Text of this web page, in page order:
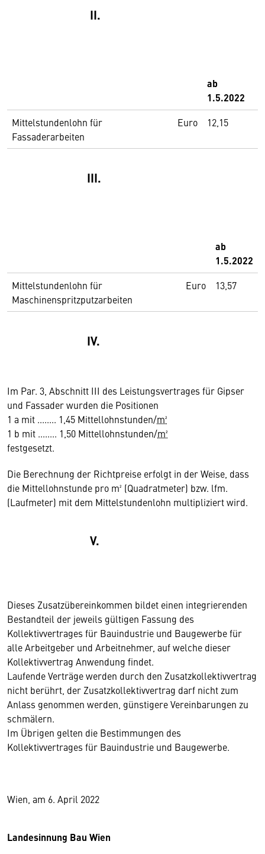
II.
ab
1.5.2022
Mittelstundenlohn für
Fassaderarbeiten
Euro 12,15
III.
ab
1.5.2022
Mittelstundenlohn für
Maschinenspritzputzarbeiten
Euro 13,57
IV.
Im Par. 3, Abschnitt III des Leistungsvertrages für Gipser
und Fassader wurden die Positionen
1 a mit ........ 1,45 Mittellohnstunden/m²
1 b mit ........ 1,50 Mittellohnstunden/m²
festgesetzt.
Die Berechnung der Richtpreise erfolgt in der Weise, dass
die Mittellohnstunde pro m² (Quadratmeter) bzw. lfm.
(Laufmeter) mit dem Mittelstundenlohn multipliziert wird.
V.
Dieses Zusatzübereinkommen bildet einen integrierenden
Bestandteil der jeweils gültigen Fassung des
Kollektivvertrages für Bauindustrie und Baugewerbe für
alle Arbeitgeber und Arbeitnehmer, auf welche dieser
Kollektivvertrag Anwendung findet.
Laufende Verträge werden durch den Zusatzkollektivvertrag
nicht berührt, der Zusatzkollektivvertrag darf nicht zum
Anlass genommen werden, günstigere Vereinbarungen zu
schmälern.
Im Übrigen gelten die Bestimmungen des
Kollektivvertrages für Bauindustrie und Baugewerbe.
Wien, am 6. April 2022
Landesinnung Bau Wien